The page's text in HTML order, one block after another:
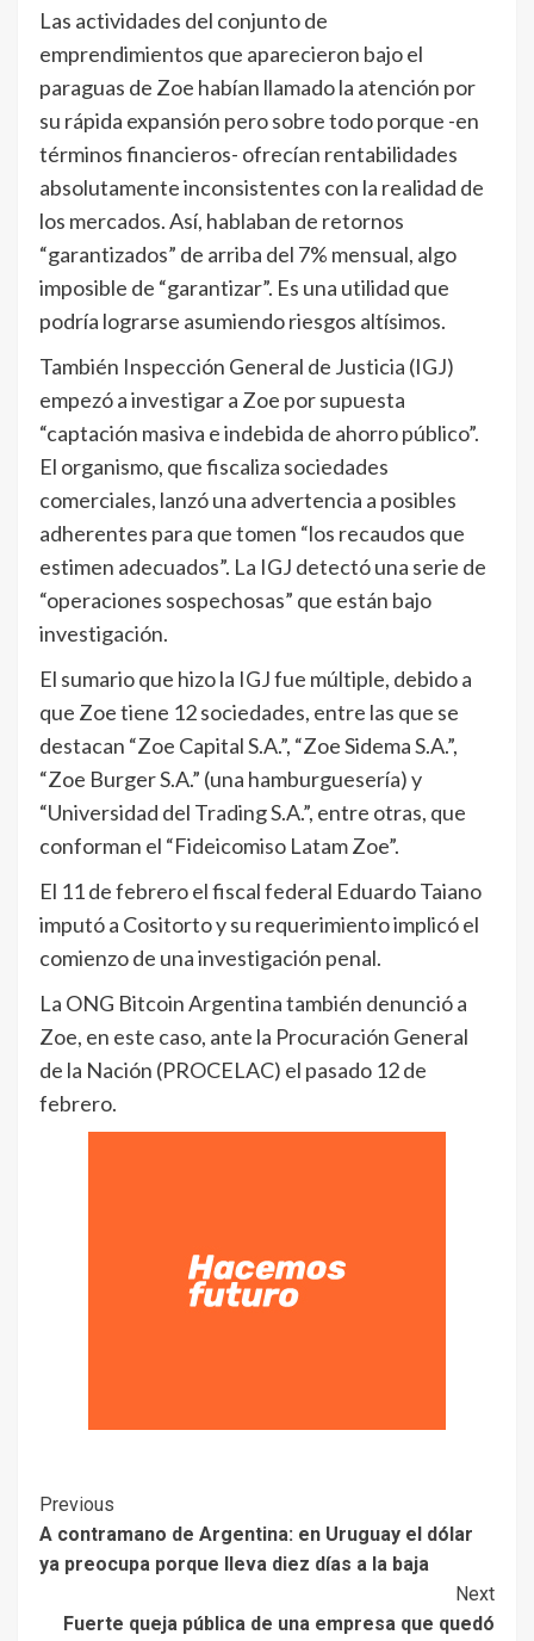
Las actividades del conjunto de
emprendimientos que aparecieron bajo el
paraguas de Zoe habían llamado la atención por
su rápida expansión pero sobre todo porque -en
términos financieros- ofrecían rentabilidades
absolutamente inconsistentes con la realidad de
los mercados. Así, hablaban de retornos
“garantizados” de arriba del 7% mensual, algo
imposible de “garantizar”. Es una utilidad que
podría lograrse asumiendo riesgos altísimos.
También Inspección General de Justicia (IGJ)
empezó a investigar a Zoe por supuesta
“captación masiva e indebida de ahorro público”.
El organismo, que fiscaliza sociedades
comerciales, lanzó una advertencia a posibles
adherentes para que tomen “los recaudos que
estimen adecuados”. La IGJ detectó una serie de
“operaciones sospechosas” que están bajo
investigación.
El sumario que hizo la IGJ fue múltiple, debido a
que Zoe tiene 12 sociedades, entre las que se
destacan “Zoe Capital S.A.”, “Zoe Sidema S.A.”,
“Zoe Burger S.A.” (una hamburguesería) y
“Universidad del Trading S.A.”, entre otras, que
conforman el “Fideicomiso Latam Zoe”.
El 11 de febrero el fiscal federal Eduardo Taiano
imputó a Cositorto y su requerimiento implicó el
comienzo de una investigación penal.
La ONG Bitcoin Argentina también denunció a
Zoe, en este caso, ante la Procuración General
de la Nación (PROCELAC) el pasado 12 de
febrero.
Previous
A contramano de Argentina: en Uruguay el dólar
ya preocupa porque lleva diez días a la baja
Next
Fuerte queja pública de una empresa que quedó